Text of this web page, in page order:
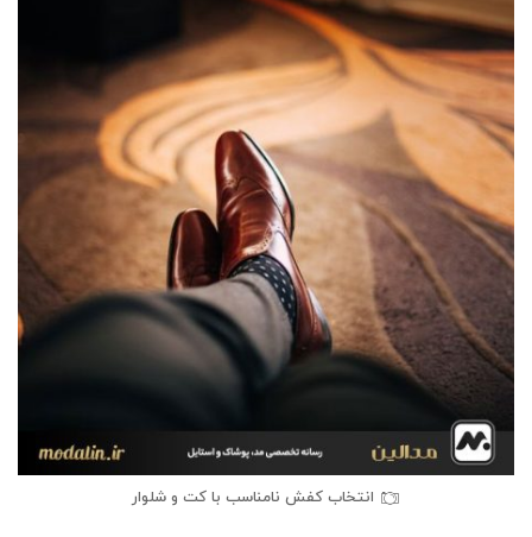
انتخاب کفش نامناسب با کت و شلوار